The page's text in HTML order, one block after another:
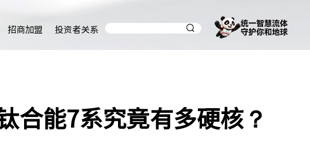
招商加盟 投资者关系
合能7系究竟有多硬核？